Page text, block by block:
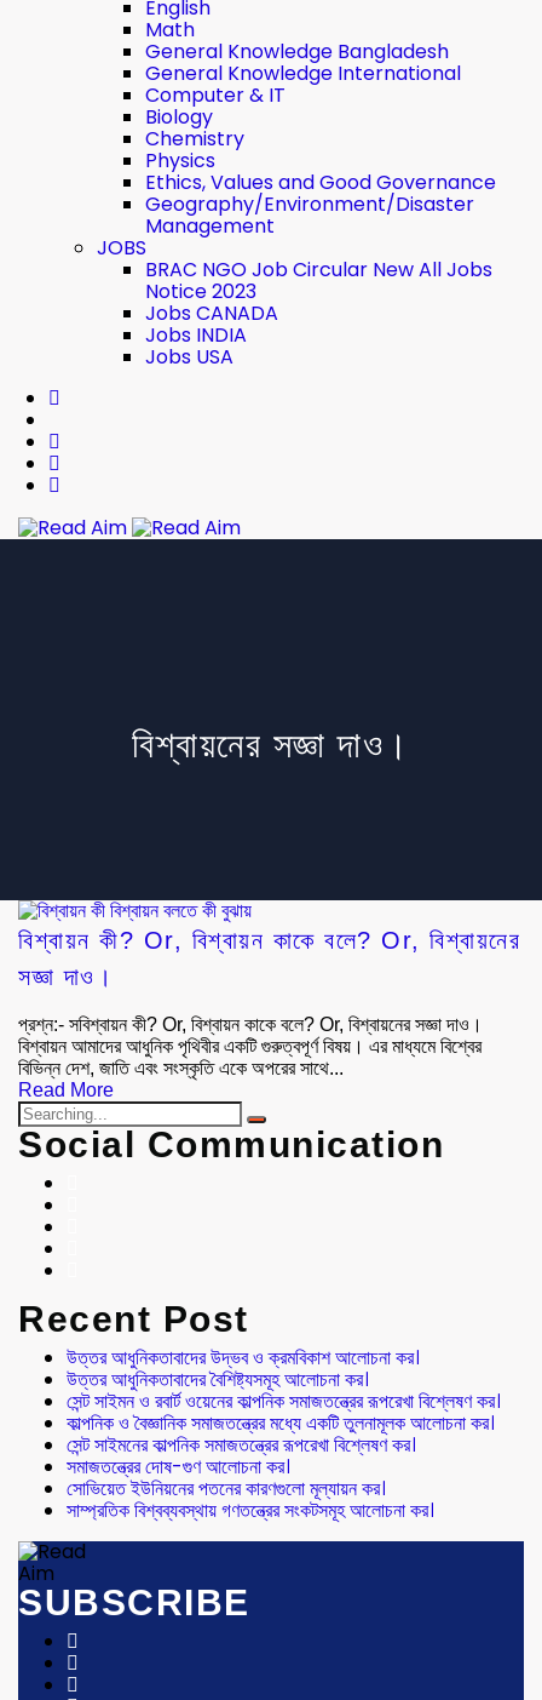
English
Math
General Knowledge Bangladesh
General Knowledge International
Computer & IT
Biology
Chemistry
Physics
Ethics, Values ​​and Good Governance
Geography/Environment/Disaster
Management
JOBS
BRAC NGO Job Circular New All Jobs
Notice 2023
Jobs CANADA
Jobs INDIA
Jobs USA
Read Aim
বিশ্বায়নের সজ্ঞা দাও।
বিশ্বায়ন কী? Or, বিশ্বায়ন কাকে বলে? Or, বিশ্বায়নের
সজ্ঞা দাও।
প্রশ্ন:- সবিশ্বায়ন কী? Or, বিশ্বায়ন কাকে বলে? Or, বিশ্বায়নের সজ্ঞা দাও।
বিশ্বায়ন আমাদের আধুনিক পৃথিবীর একটি গুরুত্বপূর্ণ বিষয়। এর মাধ্যমে বিশ্বের
বিভিন্ন দেশ, জাতি এবং সংস্কৃতি একে অপরের সাথে...
Read More
Social Communication
Recent Post
উত্তর আধুনিকতাবাদের উদ্ভব ও ক্রমবিকাশ আলোচনা কর।
উত্তর আধুনিকতাবাদের বৈশিষ্ট্যসমূহ আলোচনা কর।
সেন্ট সাইমন ও রবার্ট ওয়েনের কাল্পনিক সমাজতন্ত্রের রূপরেখা বিশ্লেষণ কর।
কাল্পনিক ও বৈজ্ঞানিক সমাজতন্ত্রের মধ্যে একটি তুলনামূলক আলোচনা কর।
সেন্ট সাইমনের কাল্পনিক সমাজতন্ত্রের রূপরেখা বিশ্লেষণ কর।
সমাজতন্ত্রের দোষ-গুণ আলোচনা কর।
সোভিয়েত ইউনিয়নের পতনের কারণগুলো মূল্যায়ন কর।
সাম্প্রতিক বিশ্বব্যবস্থায় গণতন্ত্রের সংকটসমূহ আলোচনা কর।
SUBSCRIBE